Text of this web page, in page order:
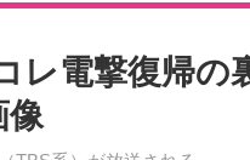
レ電撃復帰の
像